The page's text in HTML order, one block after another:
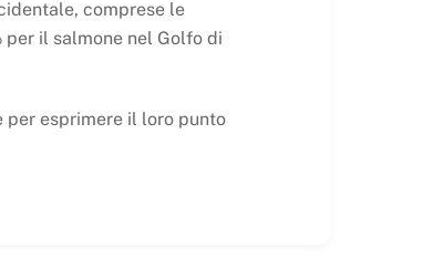
comprese le
il salmone nel Golfo di
per esprimere il loro punto